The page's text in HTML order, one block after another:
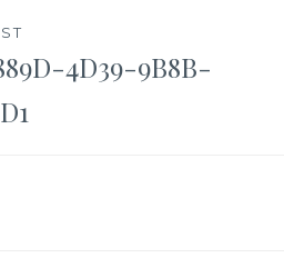
4D39-9B8B-